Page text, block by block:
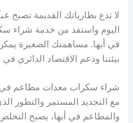
لا تدع بطارياتك القديمة تصبح
اليوم واستفد من خدمة شراء
في أبها. مساهمتك الصغيرة
بيئتنا ودعم الاقتصاد الدائري في
شراء سكراب معدات مطاعم في
مع التجديد المستمر والتطور
والمطاعم في أبها، يصبح